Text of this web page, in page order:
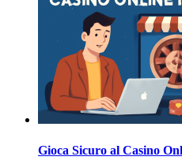
Gioca Sicuro al Casino